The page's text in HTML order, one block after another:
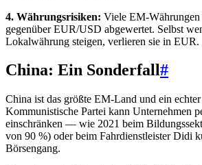
4. Währungsrisiken: Viele EM-Währungen
gegenüber EUR/USD abgewertet. Selbst
Lokalwährung steigen, verlieren sie in EUR.
China: Ein Sonderfall#
China ist das größte EM-Land und ein
Kommunistische Partei kann Unternehmen
einschränken — wie 2021 beim
von 90 %) oder beim Fahrdienstleister Didi
Börsengang.